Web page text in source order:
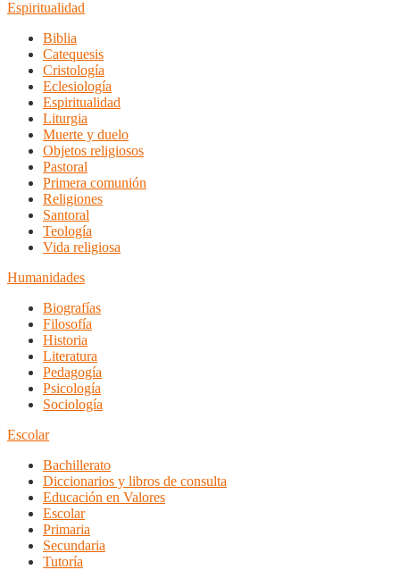
Espiritualidad
Biblia
Catequesis
Cristología
Eclesiología
Espiritualidad
Liturgia
Muerte y duelo
Objetos religiosos
Pastoral
Primera comunión
Religiones
Santoral
Teología
Vida religiosa
Humanidades
Biografías
Filosofía
Historia
Literatura
Pedagogía
Psicología
Sociología
Escolar
Bachillerato
Diccionarios y libros de consulta
Educación en Valores
Escolar
Primaria
Secundaria
Tutoría